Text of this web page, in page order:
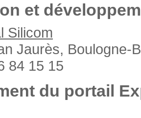
et
Silicom
Jaurès, Boulogne-
84 15 15
du portail